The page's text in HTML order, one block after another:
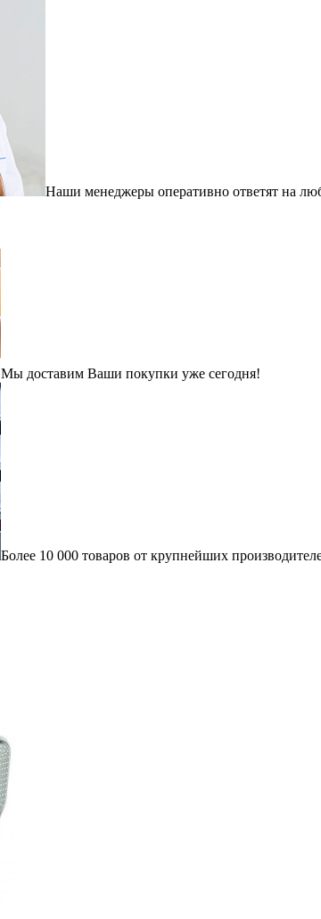
Наши менеджеры оперативно ответят на
Мы доставим Ваши покупки уже сегодня!
Более 10 000 товаров от крупнейших